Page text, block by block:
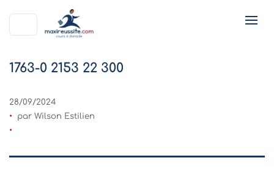
1763-0 2153 22 300
28/09/2024
par Wilson Estilien